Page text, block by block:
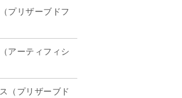
プリザーブドフ
アーティフィシ
（プリザーブド